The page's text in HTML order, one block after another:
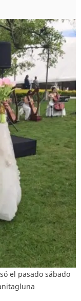
el pasado sábado